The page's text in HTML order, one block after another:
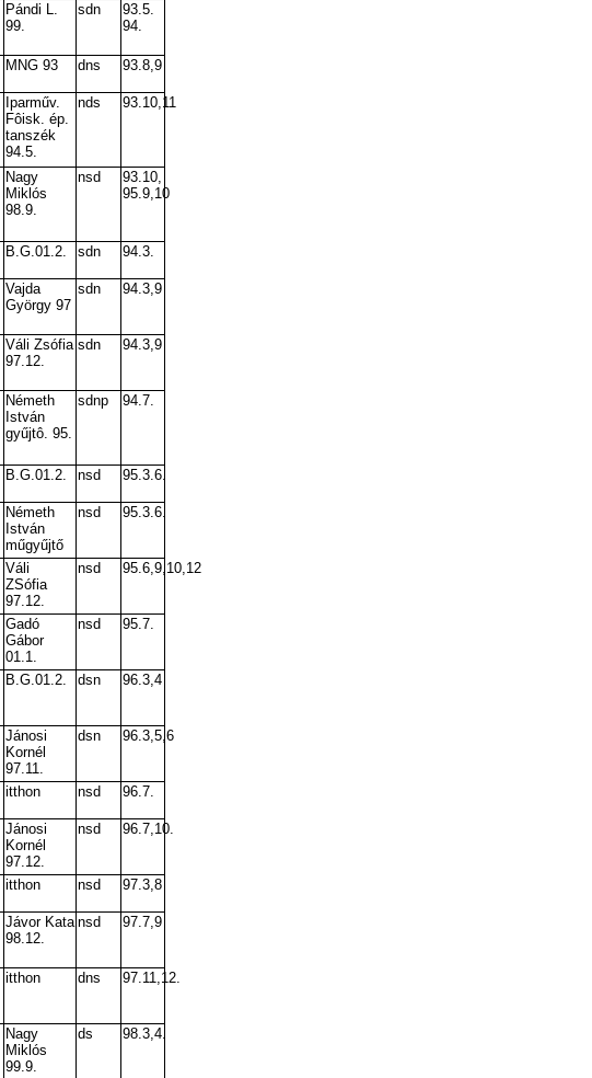
Pándi L.
99.
sdn
93.5.
94.
MNG 93 dns 93.8,9
Iparműv.
Fôisk. ép.
tanszék
94.5.
nds 93.10,11
Nagy
Miklós
98.9.
nsd
93.10,
95.9,10
B.G.01.2. sdn 94.3.
Vajda
György 97
sdn 94.3,9
Váli Zsófia
97.12.
sdn 94.3,9
Németh
István
gyűjtô. 95.
sdnp 94.7.
B.G.01.2. nsd 95.3.6.
Németh
István
műgyűjtő
nsd 95.3.6.
Váli
ZSófia
97.12.
nsd 95.6,9,10,12
Gadó
Gábor
01.1.
nsd 95.7.
B.G.01.2. dsn 96.3,4
Jánosi
Kornél
97.11.
dsn 96.3,5,6
itthon nsd 96.7.
Jánosi
Kornél
97.12.
nsd 96.7,10.
itthon nsd 97.3,8
Jávor Kata
98.12.
nsd 97.7,9
itthon dns 97.11,12.
Nagy
Miklós
99.9.
ds 98.3,4.